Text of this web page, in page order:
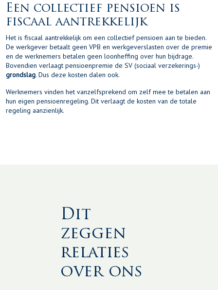
Een collectief pensioen is
fiscaal aantrekkelijk
Het is fiscaal aantrekkelijk om een collectief pensioen aan te bieden.
De werkgever betaalt geen VPB en werkgeverslasten over de premie
en de werknemers betalen geen loonheffing over hun bijdrage.
Bovendien verlaagt pensioenpremie de SV (sociaal verzekerings-)
grondslag. Dus deze kosten dalen ook.
Werknemers vinden het vanzelfsprekend om zelf mee te betalen aan
hun eigen pensioenregeling. Dit verlaagt de kosten van de totale
regeling aanzienlijk.
Dit
zeggen
relaties
over ons